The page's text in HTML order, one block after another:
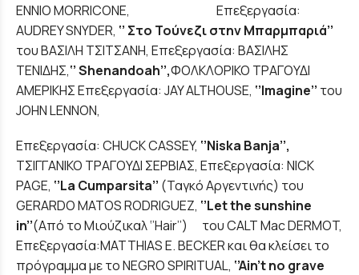
ENNIO MORRICONE, Επεξεργασία:
AUDREY SNYDER, ‘’ Στο Τούνεζι στην Μπαρμπαριά’’
του ΒΑΣΙΛΗ ΤΣΙΤΣΑΝΗ, Επεξεργασία: ΒΑΣΙΛΗΣ
ΤΕΝΙΔΗΣ,‘’Shenandoah’’,ΦΟΛΚΛΟΡΙΚΟ ΤΡΑΓΟΥΔΙ
ΑΜΕΡΙΚΗΣ Επεξεργασία: JAY ALTHOUSE, ‘’Ιmagine’’ του
JOHN LENNON,
Επεξεργασία: CHUCK CASSEY, ‘’Niska Banja’’,
ΤΣΙΓΓΑΝΙΚΟ ΤΡΑΓΟΥΔΙ ΣΕΡΒΙΑΣ, Επεξεργασία: NICK
PAGE, ‘’La Cumparsita’’ (Ταγκό Αργεντινής) του
GERARDO MATOS RODRIGUEZ, ‘’Letthesunshine
in’’(Από το Μιούζικαλ ‘’Hair’’) του CALT Mac DERMOT,
Επεξεργασία:MATTHIAS E. BECKER και θα κλείσει το
πρόγραμμα με το NEGRO SPIRITUAL, ‘’Ain’tno grave